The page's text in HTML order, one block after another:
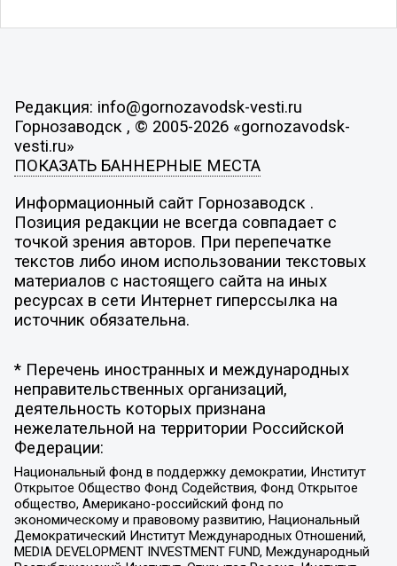
Редакция: info@gornozavodsk-vesti.ru
Горнозаводск , © 2005-2026 «gornozavodsk-
vesti.ru»
ПОКАЗАТЬ БАННЕРНЫЕ МЕСТА
Информационный сайт Горнозаводск .
Позиция редакции не всегда совпадает с
точкой зрения авторов. При перепечатке
текстов либо ином использовании текстовых
материалов с настоящего сайта на иных
ресурсах в сети Интернет гиперссылка на
источник обязательна.
* Перечень иностранных и международных
неправительственных организаций,
деятельность которых признана
нежелательной на территории Российской
Федерации:
Национальный фонд в поддержку демократии, Институт
Открытое Общество Фонд Содействия, Фонд Открытое
общество, Американо-российский фонд по
экономическому и правовому развитию, Национальный
Демократический Институт Международных Отношений,
MEDIA DEVELOPMENT INVESTMENT FUND, Международный